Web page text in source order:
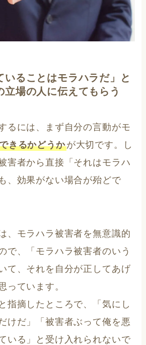
いることはモラハラだ」と
立場の人に伝えてもらう
るには、まず自分の言動がモ
きるかどうかが大切です。し
害者から直接「それはモラハ
、効果がない場合が殆どで
、モラハラ被害者を無意識的
で、「モラハラ被害者のいう
て、それを自分が正してあげ
っています。
指摘したところで、「気にし
けだ」「被害者ぶって俺を悪
いる」と受け入れられないで